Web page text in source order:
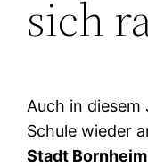
sich
Auch in
Schule wieder
Stadt